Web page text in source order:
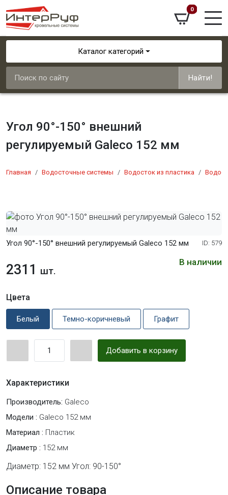
0
Каталог категорий
Найти!
Угол 90°-150° внешний
регулируемый Galeco 152 мм
Главная Водосточные системы Водосток из пластика
Угол 90°-150° внешний регулируемый Galeco 152 мм ID: 579
В наличии
2311 шт.
Цвета
Белый Темно-коричневый Графит
Добавить в корзину
Характеристики
Производитель: Galeco
Модели : Galeco 152 мм
Материал : Пластик
Диаметр : 152 мм
Диаметр: 152 мм Угол: 90-150°
Описание товара